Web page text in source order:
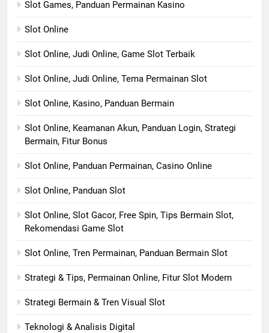
Slot Games, Panduan Permainan Kasino
Slot Online
Slot Online, Judi Online, Game Slot Terbaik
Slot Online, Judi Online, Tema Permainan Slot
Slot Online, Kasino, Panduan Bermain
Slot Online, Keamanan Akun, Panduan Login, Strategi
Bermain, Fitur Bonus
Slot Online, Panduan Permainan, Casino Online
Slot Online, Panduan Slot
Slot Online, Slot Gacor, Free Spin, Tips Bermain Slot,
Rekomendasi Game Slot
Slot Online, Tren Permainan, Panduan Bermain Slot
Strategi & Tips, Permainan Online, Fitur Slot Modern
Strategi Bermain & Tren Visual Slot
Teknologi & Analisis Digital